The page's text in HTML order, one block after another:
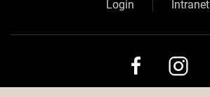
Login
Intranet